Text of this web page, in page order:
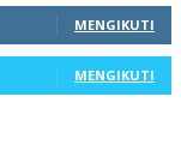
MENGIKUTI
MENGIKUTI